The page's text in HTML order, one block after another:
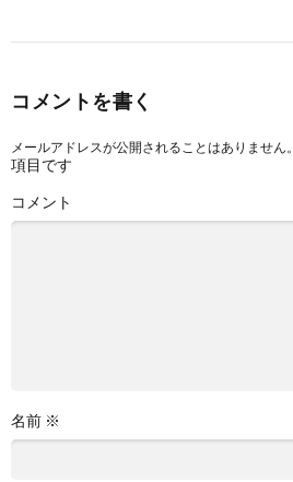
コメントを書く
メールアドレスが公開されることはありません。
項目です
コメント
名前 ※